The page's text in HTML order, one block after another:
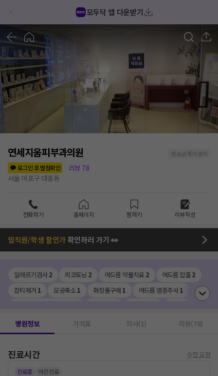
모두닥 앱 다운받기
/7
연세지움피부과의원
정보공개 미동의
로그인 후 별점확인
리뷰 78
서울 마포구 대흥동
전화하기 홈페이지 찜하기 리뷰작성
임직원/학생 할인가확인하러 가기 👀
알레르기검사2 피코토닝 2 여드름 약물치료 2 여드름 압출2
잡티제거 1 모공축소1 화장품구매 1 여드름 염증주사1
IPL1 염증치료 흉터치료 1
병원정보 가격표 의사(1) 리뷰(78)
진료시간 수정 요청
진료중 야간진료